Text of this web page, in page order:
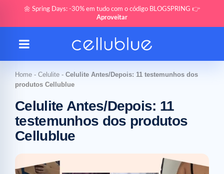
🌼 Spring Days: -30% em tudo com o código BLOGSPRING 👉
Aproveitar
Home - Celulite - Celulite Antes/Depois: 11 testemunhos dos
produtos Cellublue
Celulite Antes/Depois: 11
testemunhos dos produtos
Cellublue